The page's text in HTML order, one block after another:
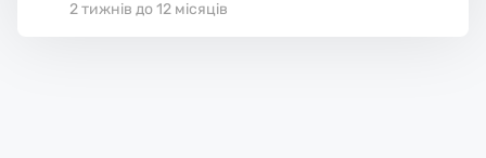
2 тижнів до 12 місяців